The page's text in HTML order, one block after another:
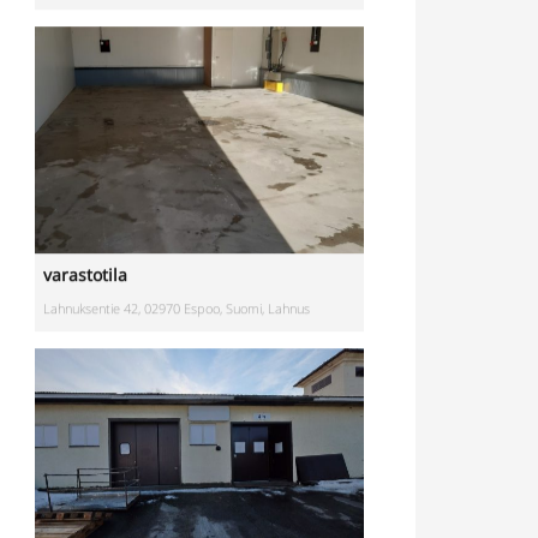
varastotila
Lahnuksentie 42, 02970 Espoo, Suomi, Lahnus